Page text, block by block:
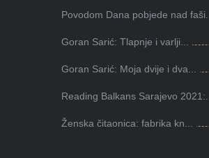
Povodom Dana pobjede nad faši...
Goran Sarić: Tlapnje i varlji...
Goran Sarić: Moja dvije i dva...
Reading Balkans Sarajevo 2021:...
Ženska čitaonica: fabrika kn...